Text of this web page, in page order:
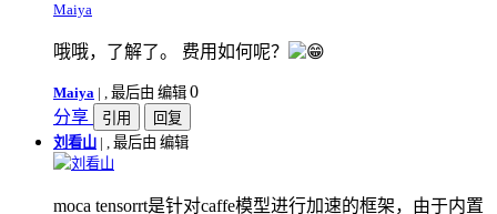
Maiya
哦哦，了解了。 费用如何呢？
Maiya | , 最后由 编辑 0
分享
引用
回复
刘看山 | , 最后由 编辑
刘看山
moca tensorrt是针对caffe模型进行加速的框架，由于内置